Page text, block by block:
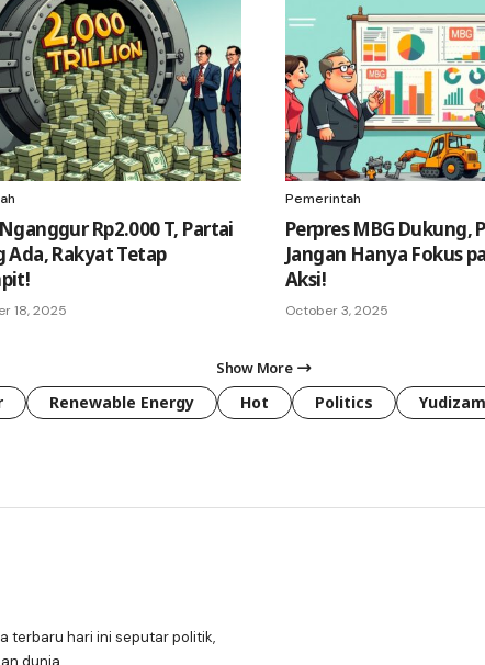
Rp2.000 T, Partai
Ada, Rakyat Tetap
18, 2025
Pemerintah
Perpres MBG Dukung,
Jangan Hanya Fokus
Aksi!
October 3, 2025
Show More
Renewable Energy Hot Politics
terbaru hari ini seputar politik,